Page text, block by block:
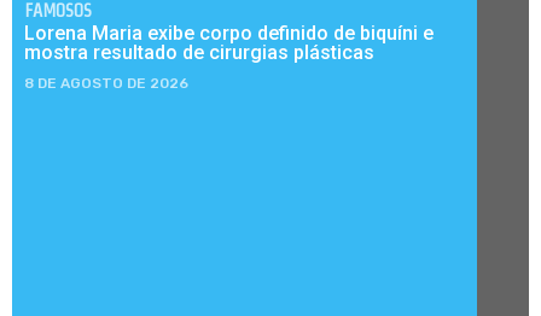
FAMOSOS
Lorena Maria exibe corpo definido de biquíni e
mostra resultado de cirurgias plásticas
8 DE AGOSTO DE 2026